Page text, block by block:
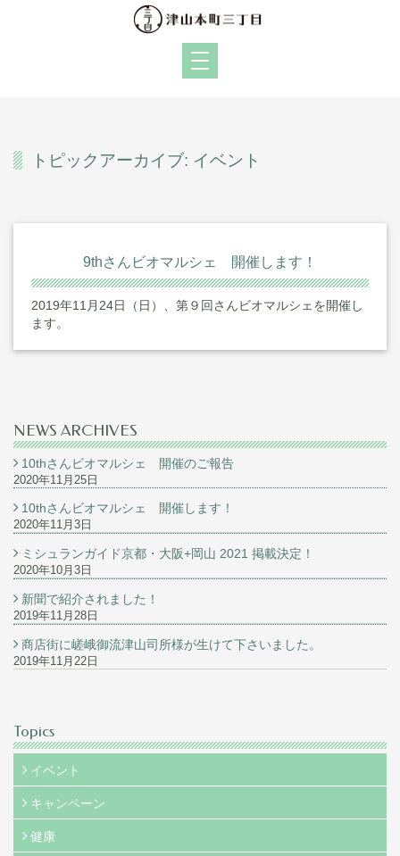
トピックアーカイブ: イベント
9thさんビオマルシェ 開催します！
2019年11月24日（日）、第９回さんビオマルシェを開催し
ます。
NEWS ARCHIVES
10thさんビオマルシェ 開催のご報告
2020年11月25日
10thさんビオマルシェ 開催します！
2020年11月3日
ミシュランガイド京都・大阪+岡山 2021 掲載決定！
2020年10月3日
新聞で紹介されました！
2019年11月28日
商店街に嵯峨御流津山司所様が生けて下さいました。
2019年11月22日
Topics
イベント
キャンペーン
健康